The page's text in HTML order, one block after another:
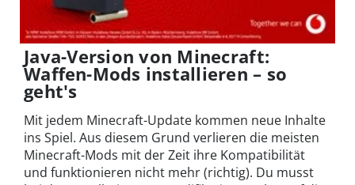
Java-Version von Minecraft:
Waffen-Mods installieren – so
geht's
Mit jedem Minecraft-Update kommen neue Inhalte
ins Spiel. Aus diesem Grund verlieren die meisten
Minecraft-Mods mit der Zeit ihre Kompatibilität
und funktionieren nicht mehr (richtig). Du musst